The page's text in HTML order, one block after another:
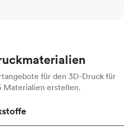
für den 3D-Druck für
Materialien erstellen.